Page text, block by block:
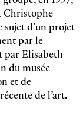
Christophe
sujet d’un projet
par le
par Elisabeth
du musée
et de
de l’art.